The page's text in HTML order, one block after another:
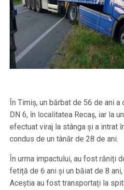
În Timiș, un bărbat de 56 de ani
DN 6, în localitatea Recaș, iar la
efectuat viraj la stânga și a intrat
condus de un tânăr de 28 de ani.
În urma impactului, au fost răniți
fetiță de 6 ani și un băiat de 8
Aceștia au fost transportați la